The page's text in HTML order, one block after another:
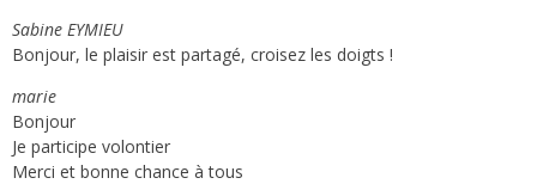
Sabine EYMIEU
Bonjour, le plaisir est partagé, croisez les doigts !
marie
Bonjour
Je participe volontier
Merci et bonne chance à tous